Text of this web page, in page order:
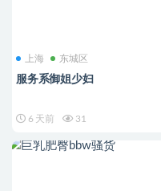
上海 东城区
服务系御姐少妇
6 天前 31